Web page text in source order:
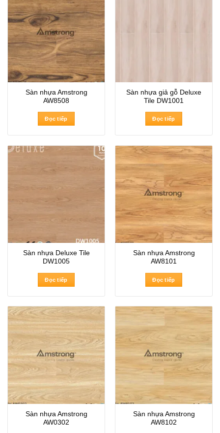
Sàn nhựa Amstrong
AW8508
Đọc tiếp
Sàn nhựa giả gỗ Deluxe
Tile DW1001
Đọc tiếp
Sàn nhựa Deluxe Tile
DW1005
Đọc tiếp
Sàn nhựa Amstrong
AW8101
Đọc tiếp
Sàn nhựa Amstrong
AW0302
Sàn nhựa Amstrong
AW8102